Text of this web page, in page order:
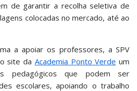
de garantir a recolha seletiva de
colocadas no mercado, até ao
a apoiar os professores, a SPV
site da Academia Ponto Verde um
pedagógicos que podem ser
escolares, apoiando o trabalho